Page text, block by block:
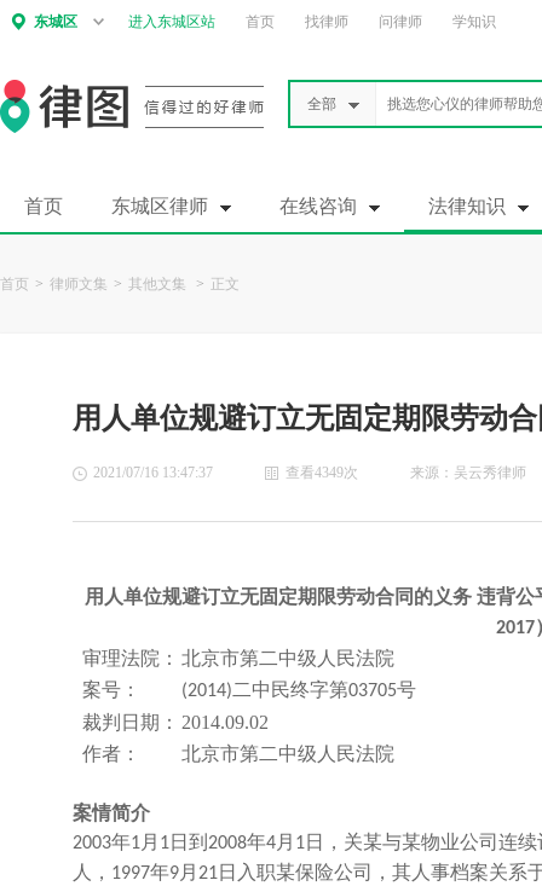
东城区 进入东城区站 首页 找律师 问律师 学知识
全部
首页 东城区律师 在线咨询 法律知识
首页 > 律师文集 > 其他文集 > 正文
用人单位规避订立无固定期限劳动
2021/07/16 13:47:37 查看4349次 来源：吴云秀律师
用人单位规避订立无固定期限劳动合同 的义务 违背公
2017
审理法院： 北京市第二中级人民法院
案号：
(2014)二中民终字第03705号
裁判日期： 2014.09.02
作者：
北京市第二中级人民法院
案情简介
2003年1月 1日到 2008年4月 1日，关某与某物业公司连
人， 1997年9月 21日入职某保险公司，其人事档案关系